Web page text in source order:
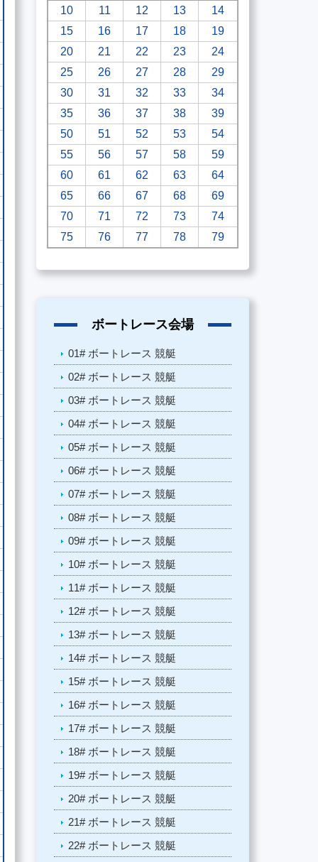
10 11 12 13
14
15
16 17 18
19
20
21 22 23
24
25
26 27 28
29
30
31 32 33
34
35
36 37 38
39
50
51 52 53
54
55
56 57 58
59
60
61 62 63
64
65
66 67 68
69
70
71 72 73
74
75
76 77 78 79
ボートレース会場
01# ボートレース 競艇
02# ボートレース 競艇
03# ボートレース 競艇
04# ボートレース 競艇
05# ボートレース 競艇
06# ボートレース 競艇
07# ボートレース 競艇
08# ボートレース 競艇
09# ボートレース 競艇
10# ボートレース 競艇
11# ボートレース 競艇
12# ボートレース 競艇
13# ボートレース 競艇
14# ボートレース 競艇
15# ボートレース 競艇
16# ボートレース 競艇
17# ボートレース 競艇
18# ボートレース 競艇
19# ボートレース 競艇
20# ボートレース 競艇
21# ボートレース 競艇
22# ボートレース 競艇